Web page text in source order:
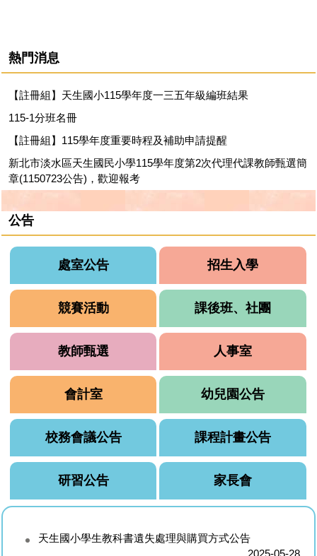
熱門消息
【註冊組】天生國小115學年度一三五年級編班結果
115-1分班名冊
【註冊組】115學年度重要時程及補助申請提醒
新北市淡水區天生國民小學115學年度第2次代理代課教師甄選簡
章(1150723公告)，歡迎報考
公告
處室公告 招生入學
競賽活動 課後班、社團
教師甄選 人事室
會計室 幼兒園公告
校務會議公告 課程計畫公告
研習公告 家長會
天生國小學生教科書遺失處理與購買方式公告
2025-05-28